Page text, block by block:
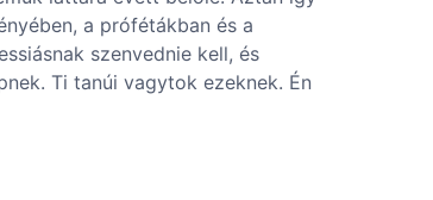
a prófétákban és a
szenvednie kell, és
Ti tanúi vagytok ezeknek. Én